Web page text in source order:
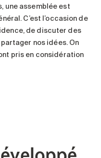
une assemblée est
C’est l’occasion de
de discuter des
nos idées. On
pris en considération